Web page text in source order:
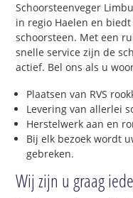
Schoorsteenveger
in regio Haelen en
schoorsteen. Met een
snelle service zijn de
actief. Bel ons als u
Plaatsen van RVS
Levering van allerlei
Herstelwerk aan en
Bij elk bezoek wordt
gebreken.
Wij zijn u graag